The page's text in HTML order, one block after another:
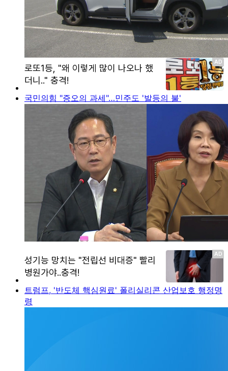
국민의힘 "증오의 과세"…민주도 '발등의 불'
트럼프, '반도체 핵심원료' 폴리실리콘 산업보호 행정명
령